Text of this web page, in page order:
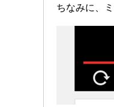
ちなみに、